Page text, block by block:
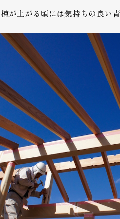
が上がる頃には気持ちの良い